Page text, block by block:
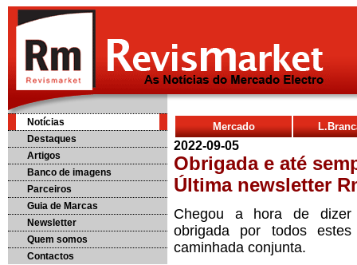
Notícias
Destaques
Artigos
Banco de imagens
Parceiros
Guia de Marcas
Newsletter
Quem somos
Contactos
Mercado
2022-09-05
Obrigada e até
Última newsletter
Chegou a hora de
obrigada por todos
caminhada conjunta.